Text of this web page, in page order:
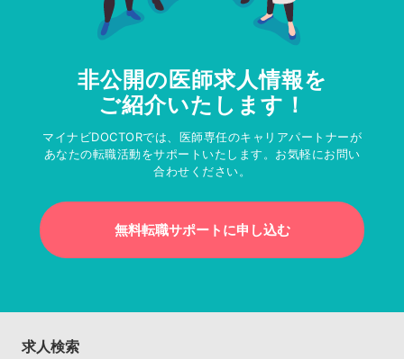
非公開の医師求人情報を
ご紹介いたします！
マイナビDOCTORでは、医師専任のキャリアパートナーが
あなたの転職活動をサポートいたします。お気軽にお問い
合わせください。
無料転職サポートに申し込む
求人検索